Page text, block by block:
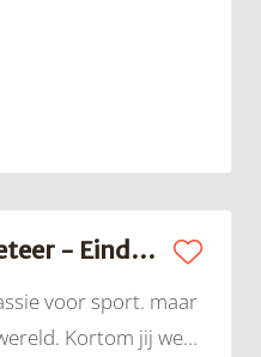
bewezen als
Medior Sportmarketeer - Eindhoven | Golazo
voor sport. maar
Kortom jij weet